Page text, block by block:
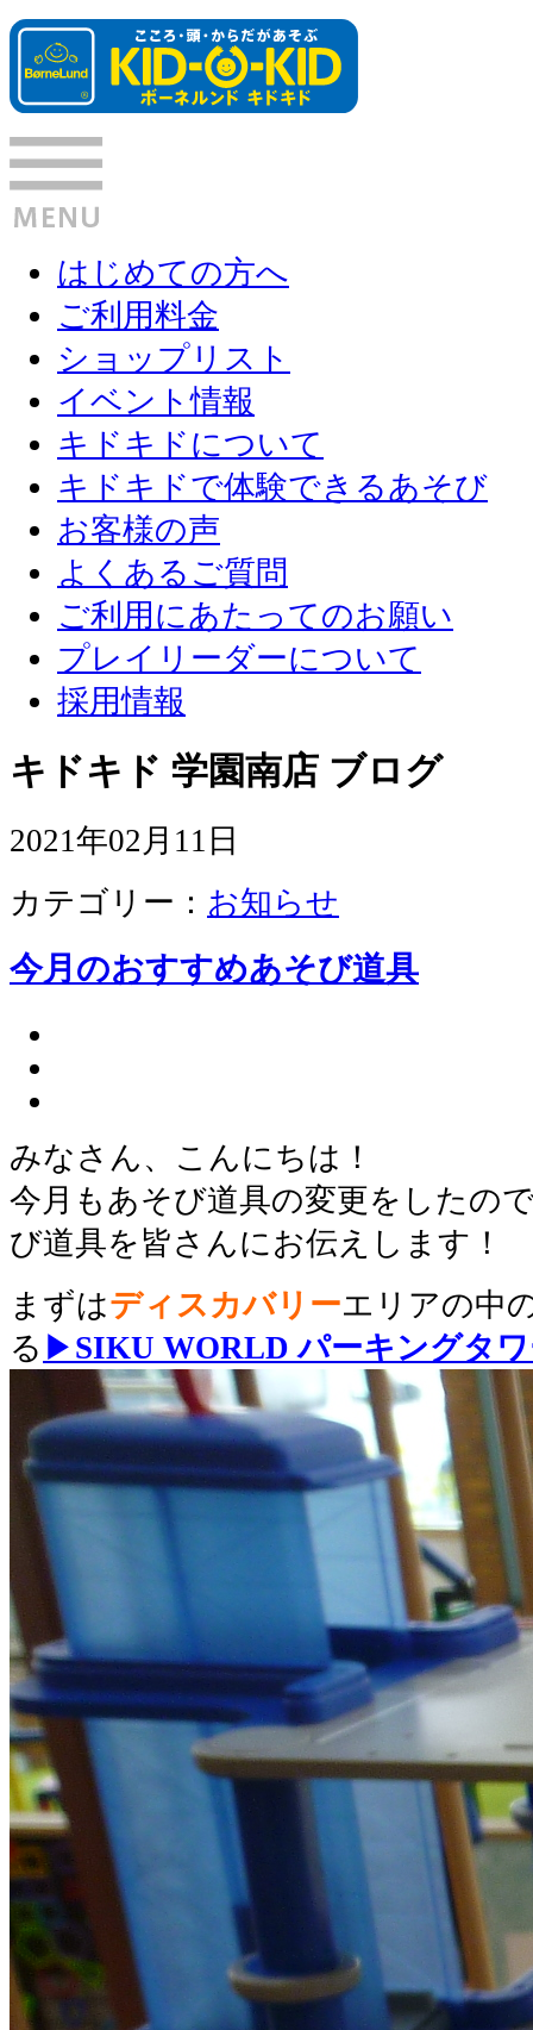
はじめての方へ
ご利用料金
ショップリスト
イベント情報
キドキドについて
キドキドで体験できるあそび
お客様の声
よくあるご質問
ご利用にあたってのお願い
プレイリーダーについて
採用情報
キドキド 学園南店 ブログ
2021年02月11日
カテゴリー： お知らせ
今月のおすすめあそび道具
みなさん、こんにちは！
今月もあそび道具の変更をしたの
び道具を皆さんにお伝えします！
まずはディスカバリーエリアの中
る ▶ SIKU WORLD パーキングタ